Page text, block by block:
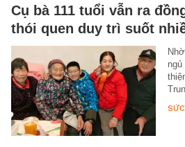
Cụ bà 111 tuổi vẫn ra
thói quen duy trì suốt
SỨC